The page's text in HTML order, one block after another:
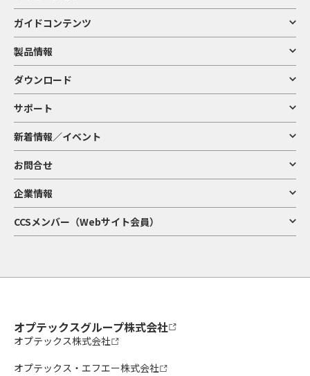
ガイドコンテンツ
製品情報
ダウンロード
サポート
新着情報／イベント
お問合せ
企業情報
CCSメンバー（Webサイト会員）
オプテックスグループ株式会社
オプテックス株式会社
オプテックス・エフエー株式会社